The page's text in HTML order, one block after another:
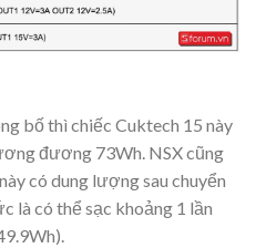
bố thì chiếc Cuktech 15 này
đương 73Wh. NSX cũng
có dung lượng sau chuyển
là có thể sạc khoảng 1 lần